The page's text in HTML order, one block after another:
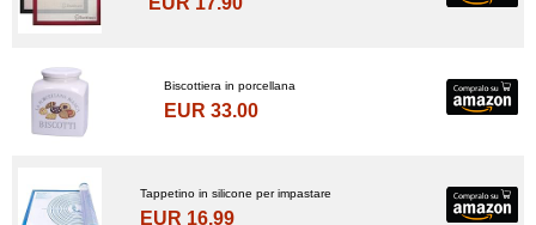
Biscottiera in porcellana
EUR 33.00
Tappetino in silicone per impastare
EUR 16.99